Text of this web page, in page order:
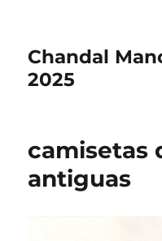
Chandal
2025
camisetas
antiguas